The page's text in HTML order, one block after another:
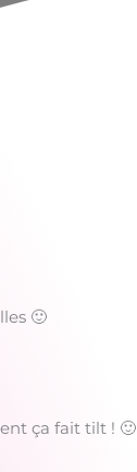
🙂
ça fait tilt ! 🙂